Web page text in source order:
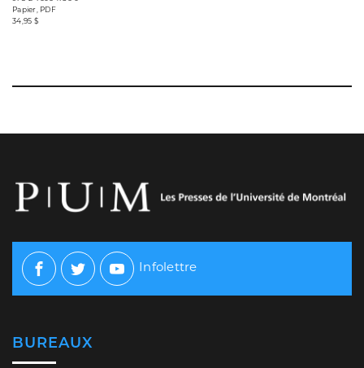
Papier, PDF
34,95 $
Facebook
TwitterYoutube
Infolettre
BUREAUX